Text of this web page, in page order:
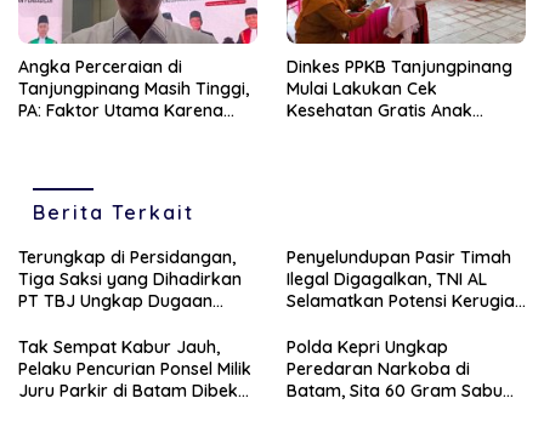
Angka Perceraian di
Tanjungpinang Masih Tinggi,
PA: Faktor Utama Karena
Dinkes PPKB Tanjungpinang
Mulai Lakukan Cek
Kesehatan Gratis Anak
Berita Terkait
Terungkap di Persidangan,
Tiga Saksi yang Dihadirkan
PT TBJ Ungkap Dugaan
Penerbitan Izin Tersus CV SEP
di Lingga
Penyelundupan Pasir Timah
Ilegal Digagalkan, TNI AL
Selamatkan Potensi Kerugian
Tak Sempat Kabur Jauh,
Pelaku Pencurian Ponsel Milik
Juru Parkir di Batam Dibekuk
Polda Kepri Ungkap
Peredaran Narkoba di
Batam, Sita 60 Gram Sabu